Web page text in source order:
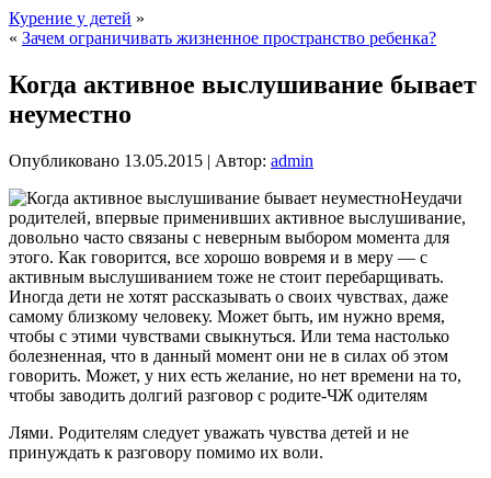
Курение у детей »
« Зачем ограничивать жизненное пространство ребенка?
Когда активное выслушивание бывает
неуместно
Опубликовано 13.05.2015 | Автор: admin
Неудачи
родителей, впервые применивших активное выслушивание,
довольно часто связаны с неверным выбором момента для
этого. Как говорится, все хорошо вовремя и в меру — с
активным выслушиванием тоже не стоит перебарщивать.
Иногда дети не хотят рассказывать о своих чувствах, даже
самому близкому человеку. Может быть, им нужно время,
чтобы с этими чувствами свыкнуться. Или тема настолько
болезненная, что в данный момент они не в силах об этом
говорить. Может, у них есть желание, но нет времени на то,
чтобы заводить долгий разговор с родите-ЧЖ одителям
Лями. Родителям следует уважать чувства детей и не
принуждать к разговору помимо их воли.